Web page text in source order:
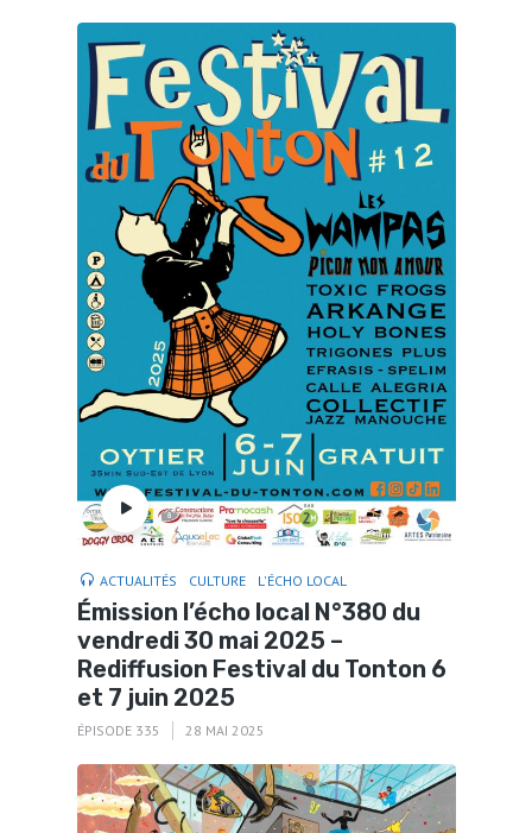
ACTUALITÉS CULTURE L'ÉCHO LOCAL
Émission l’écho local N°380 du
vendredi 30 mai 2025 –
Rediffusion Festival du Tonton 6
et 7 juin 2025
ÉPISODE 335 28 MAI 2025